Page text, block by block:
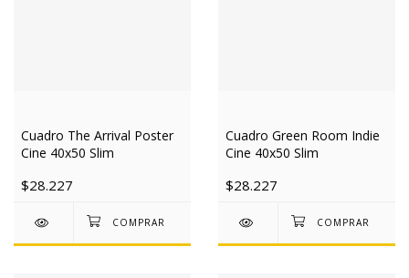
Cuadro The Arrival Poster
Cine 40x50 Slim
$28.227
Cuadro Green Room Indie
Cine 40x50 Slim
$28.227